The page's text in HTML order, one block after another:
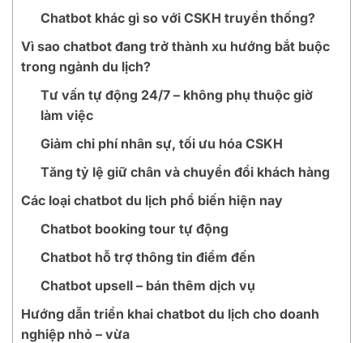
Chatbot khác gì so với CSKH truyền thống?
Vì sao chatbot đang trở thành xu hướng bắt buộc
trong ngành du lịch?
Tư vấn tự động 24/7 – không phụ thuộc giờ
làm việc
Giảm chi phí nhân sự, tối ưu hóa CSKH
Tăng tỷ lệ giữ chân và chuyển đổi khách hàng
Các loại chatbot du lịch phổ biến hiện nay
Chatbot booking tour tự động
Chatbot hỗ trợ thông tin điểm đến
Chatbot upsell – bán thêm dịch vụ
Hướng dẫn triển khai chatbot du lịch cho doanh
nghiệp nhỏ – vừa